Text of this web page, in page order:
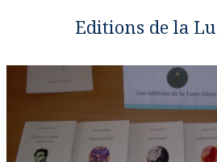
Editions de la